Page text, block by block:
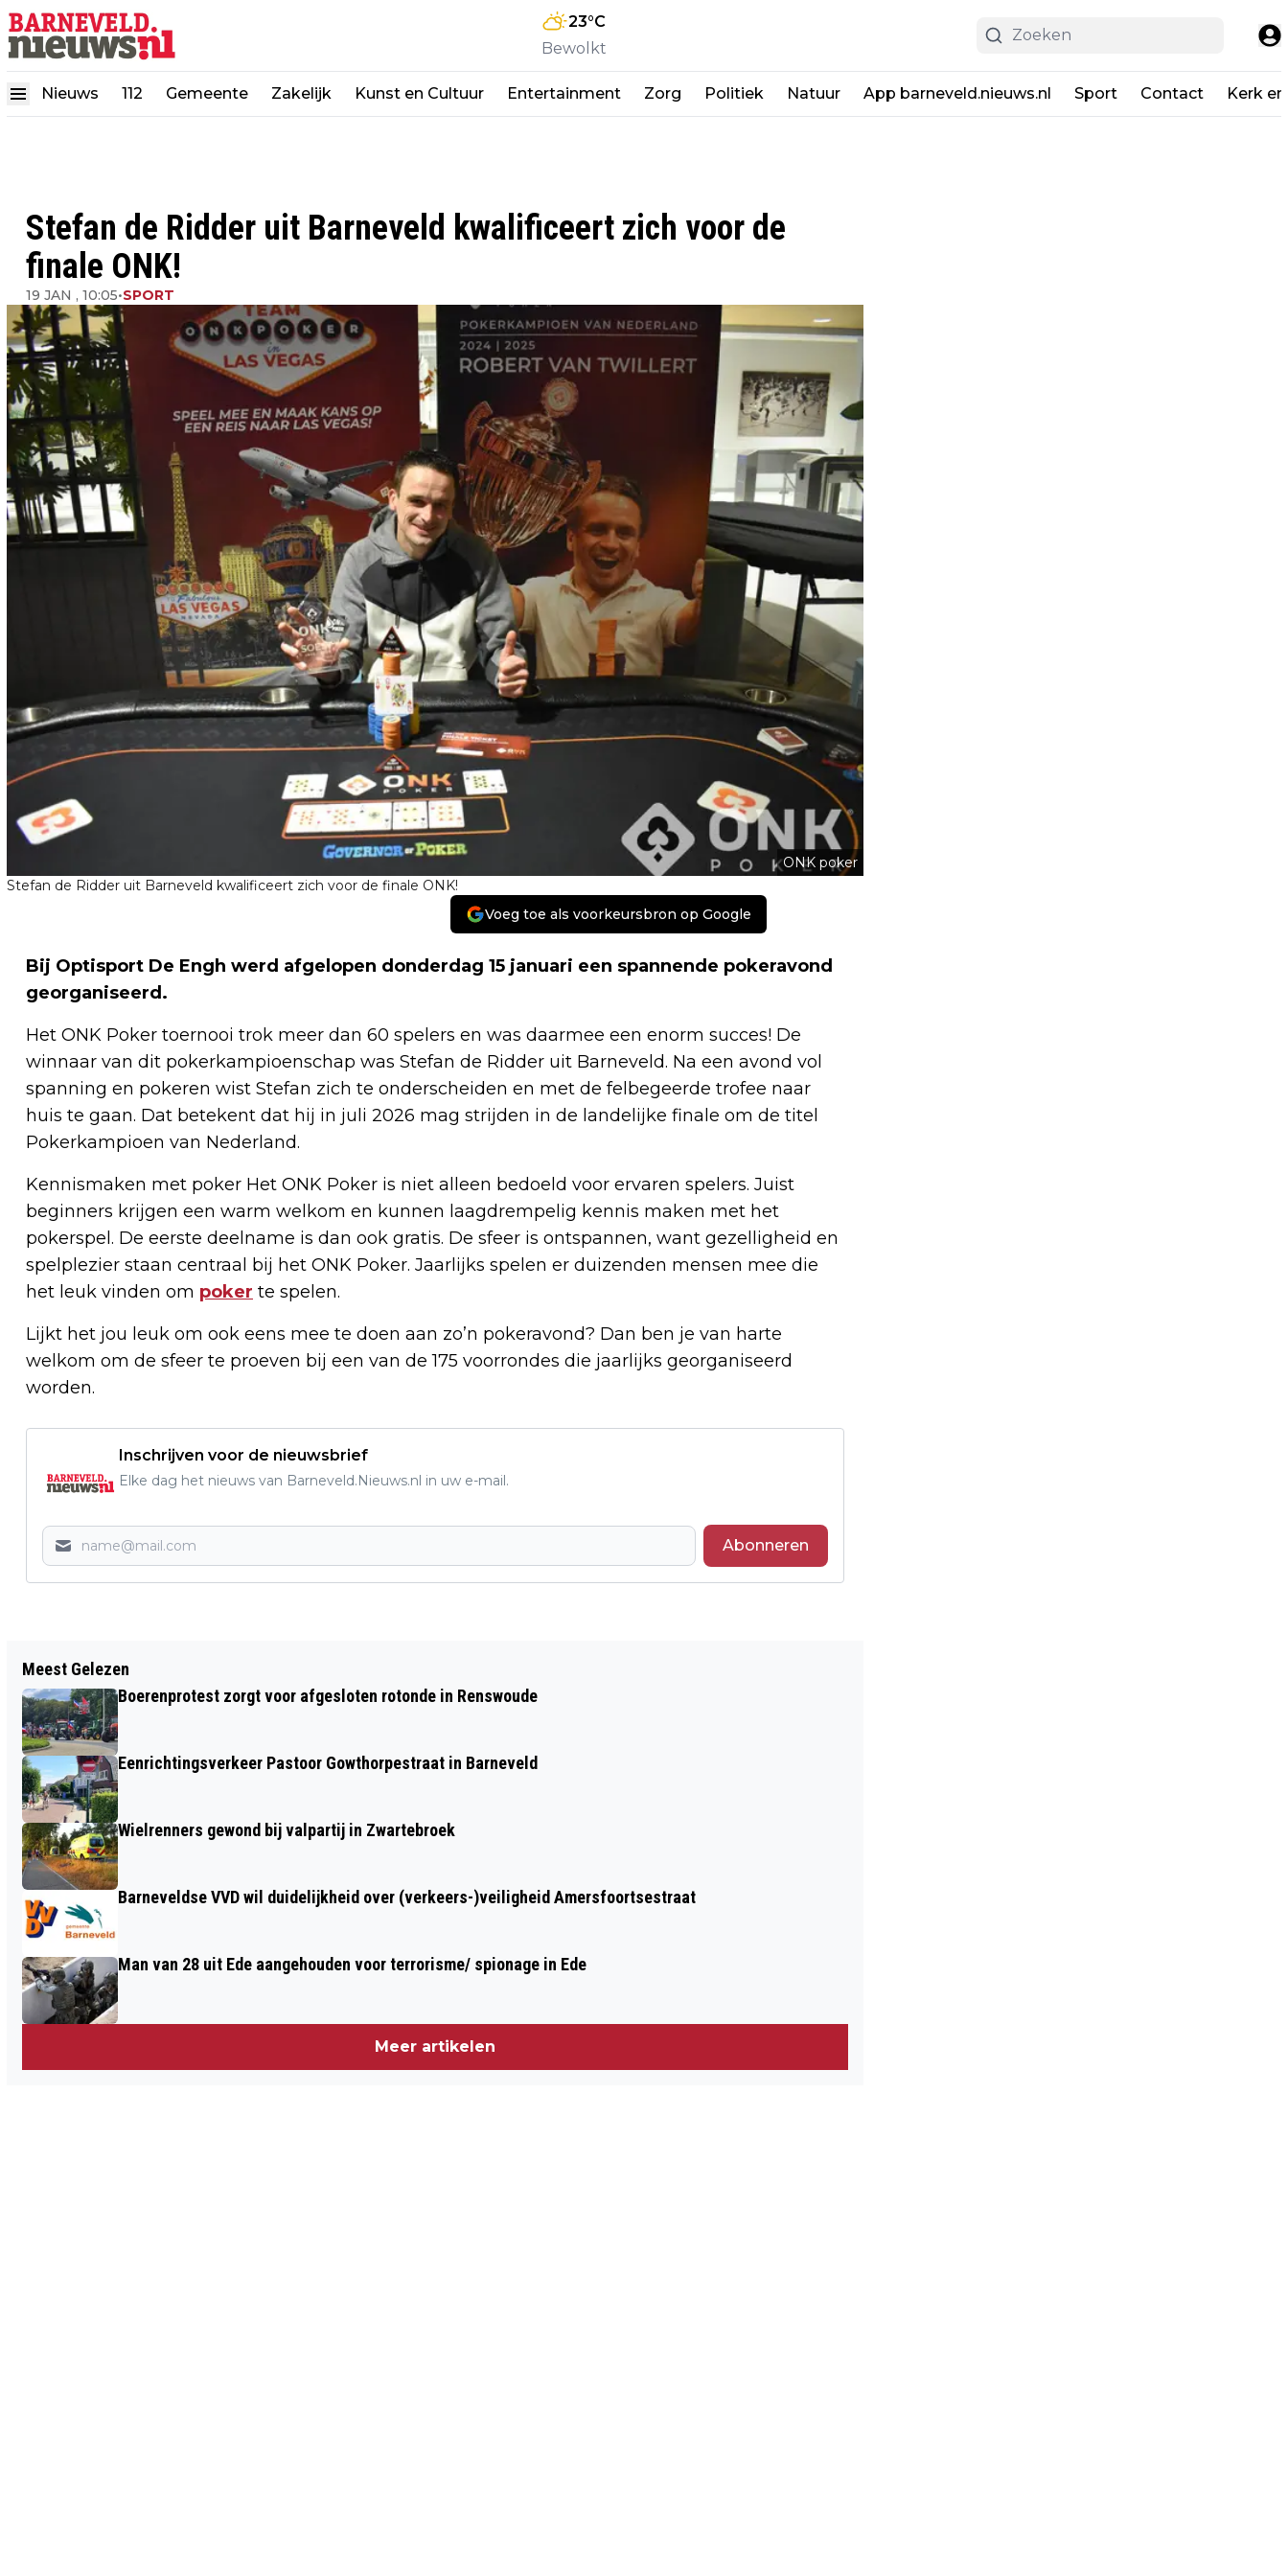
23°C
Bewolkt
Nieuws 112 Gemeente Zakelijk Kunst en Cultuur Entertainment Zorg Politiek Natuur App barneveld.nieuws.nl Sport Contact Kerk
Stefan de Ridder uit Barneveld kwalificeert zich voor de
finale ONK!
19 JAN , 10:05•SPORT
ONK poker
Stefan de Ridder uit Barneveld kwalificeert zich voor de finale ONK!
Voeg toe als voorkeursbron op Google
Bij Optisport De Engh werd afgelopen donderdag 15 januari een spannende pokeravond
georganiseerd.
Het ONK Poker toernooi trok meer dan 60 spelers en was daarmee een enorm succes! De
winnaar van dit pokerkampioenschap was Stefan de Ridder uit Barneveld. Na een avond vol
spanning en pokeren wist Stefan zich te onderscheiden en met de felbegeerde trofee naar
huis te gaan. Dat betekent dat hij in juli 2026 mag strijden in de landelijke finale om de titel
Pokerkampioen van Nederland.
Kennismaken met poker Het ONK Poker is niet alleen bedoeld voor ervaren spelers. Juist
beginners krijgen een warm welkom en kunnen laagdrempelig kennis maken met het
pokerspel. De eerste deelname is dan ook gratis. De sfeer is ontspannen, want gezelligheid en
spelplezier staan centraal bij het ONK Poker. Jaarlijks spelen er duizenden mensen mee die
het leuk vinden om poker te spelen.
Lijkt het jou leuk om ook eens mee te doen aan zo’n pokeravond? Dan ben je van harte
welkom om de sfeer te proeven bij een van de 175 voorrondes die jaarlijks georganiseerd
worden.
Inschrijven voor de nieuwsbrief
Elke dag het nieuws van Barneveld.Nieuws.nl in uw e-mail.
Abonneren
BESTUURDERS ONDER INVLOED
BETRAPT BIJ POLITIECONTROLES IN
EDE EN LUNTEREN
STELT VRAGEN AAN HET COLLEGE VAN
VOORTGANG, PLANNING EN
Meest Gelezen
Boerenprotest zorgt voor afgesloten rotonde in Renswoude
Eenrichtingsverkeer Pastoor Gowthorpestraat in Barneveld
Wielrenners gewond bij valpartij in Zwartebroek
Barneveldse VVD wil duidelijkheid over (verkeers-)veiligheid Amersfoortsestraat
Man van 28 uit Ede aangehouden voor terrorisme/ spionage in Ede
Meer artikelen